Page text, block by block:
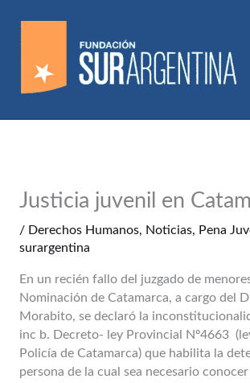
contenido
Justicia juvenil en
/ Derechos Humanos, Noticias, Pena
surargentina
En un recién fallo del juzgado de
Nominación de Catamarca, a cargo del
Morabito, se declaró la
inc b. Decreto- ley Provincial Nº4663
Policía de Catamarca) que habilita la
persona de la cual sea necesario conocer